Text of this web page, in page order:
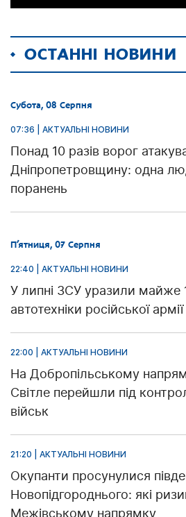
ОСТАННІ НОВИНИ
Субота, 08 Серпня
07:36 | АКТУАЛЬНІ НОВИНИ
Понад 10 разів ворог
Дніпропетровщину: одна
поранень
П’ятниця, 07 Серпня
22:40 | АКТУАЛЬНІ НОВИНИ
У липні ЗСУ уразили майже
автотехніки російської армії
22:00 | АКТУАЛЬНІ НОВИНИ
На Добропільському
Світле перейшли під
військ
21:20 | АКТУАЛЬНІ НОВИНИ
Окупанти просунулися
Новопідгороднього: які
Межівському напрямку